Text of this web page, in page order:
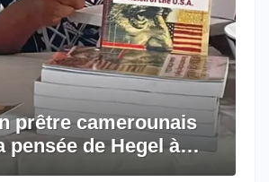
prêtre camerounais
pensée de Hegel à